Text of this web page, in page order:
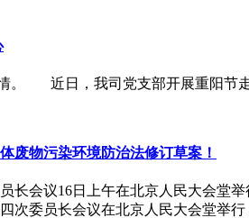
近日，我司党支部开展重阳节
废物污染环境防治法修订草案！
长会议16日上午在北京人民大会堂
次委员长会议在北京人民大会堂举